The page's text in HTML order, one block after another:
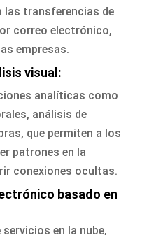
transferencias de
correo electrónico,
empresas.
visual:
analíticas como
análisis de
que permiten a los
patrones en la
conexiones ocultas.
basado en
en la nube,